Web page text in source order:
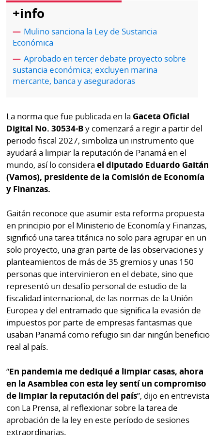
OTROS
SITIOS
Metro
por
Metro
Tus
Tiquetes
Cero
KM
Corprensa
Mi
Diario
Ellas
Prensa
Busca
Fácil
⌾
Hoy
por
Hoy
⌾
Sábado
Picante
⌾
La
Repregunta
⌾
Tal
⌾
Sabrina
Sin
Censura
+info
Mulino sanciona la Ley de Sustancia
Económica
Aprobado en tercer debate proyecto sobre
sustancia económica; excluyen marina
mercante, banca y aseguradoras
La norma que fue publicada en la Gaceta Oficial
Digital No. 30534-By comenzará a regir a partir del
periodo fiscal 2027, simboliza un instrumento que
ayudará a limpiar la reputación de Panamá en el
mundo, así lo considerael diputado Eduardo Gaitán
(Vamos), presidente de la Comisión de Economía
y Finanzas.
Gaitán reconoce que asumir esta reforma propuesta
en principio por el Ministerio de Economía y Finanzas,
significó una tarea titánica no solo para agrupar en un
solo proyecto, una gran parte de las observaciones y
planteamientos de más de 35 gremios y unas 150
personas que intervinieron en el debate, sino que
representó un desafío personal de estudio de la
fiscalidad internacional, de las normas de la Unión
Europea y del entramado que significa la evasión de
impuestos por parte de empresas fantasmas que
usaban Panamá como refugio sin dar ningún beneficio
real al país.
“En pandemia me dediqué a limpiar casas, ahora
en la Asamblea con esta ley sentí un compromiso
de limpiar la reputación del país”, dijo en entrevista
con La Prensa, al reflexionar sobre la tarea de
aprobación de la ley en este período de sesiones
extraordinarias.